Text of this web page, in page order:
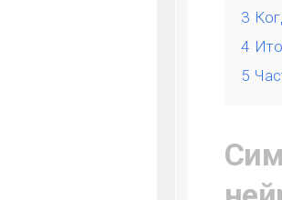
3
4
5